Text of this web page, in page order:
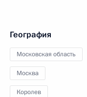
География
Московская область
Москва
Королев